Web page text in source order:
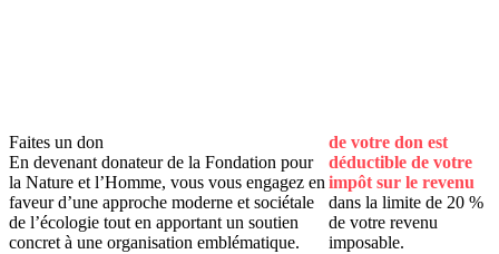
Faites un don
En devenant donateur de la Fondation pour
la Nature et l’Homme, vous vous engagez en
faveur d’une approche moderne et sociétale
de l’écologie tout en apportant un soutien
concret à une organisation emblématique.
de votre don est
déductible de votre
impôt sur le revenu
dans la limite de 20 %
de votre revenu
imposable.